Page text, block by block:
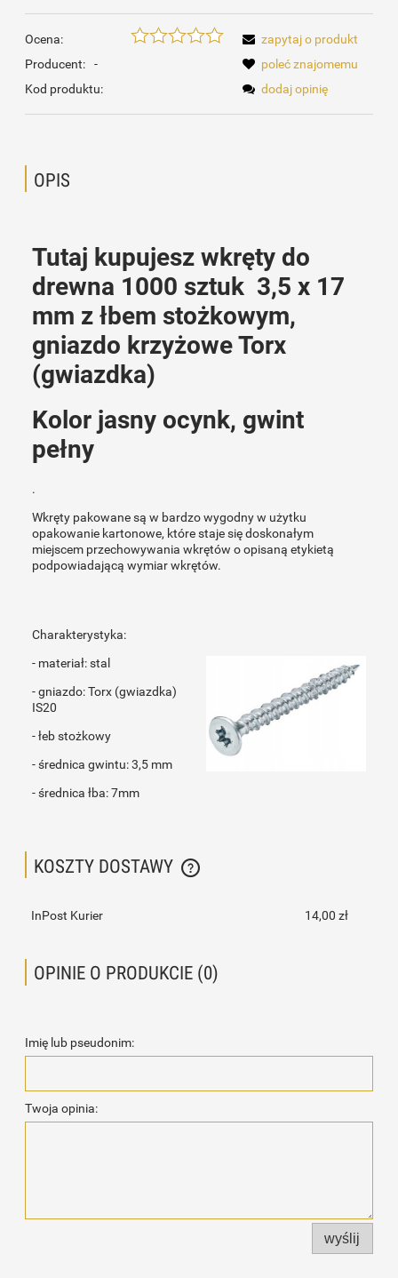
Ocena:
Producent:
-
Kod produktu:
zapytaj o produkt
poleć znajomemu
dodaj opinię
OPIS
Tutaj kupujesz wkręty do
drewna 1000 sztuk 3,5 x 17
mm z łbem stożkowym,
gniazdo krzyżowe Torx
(gwiazdka)
Kolor jasny ocynk, gwint
pełny
.
Wkręty pakowane są w bardzo wygodny w użytku
opakowanie kartonowe, które staje się doskonałym
miejscem przechowywania wkrętów o opisaną etykietą
podpowiadającą wymiar wkrętów.
Charakterystyka:
- materiał: stal
- gniazdo: Torx (gwiazdka)
IS20
- łeb stożkowy
- średnica gwintu: 3,5 mm
- średnica łba: 7mm
KOSZTY DOSTAWY
CENA NIE ZAWIERA EWENTUALNYCH KOSZTÓW PŁATNOŚCI
InPost Kurier 14,00 zł
OPINIE O PRODUKCIE (0)
Imię lub pseudonim:
Twoja opinia:
wyślij